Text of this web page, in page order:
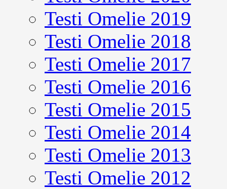
Testi Omelie 2019
Testi Omelie 2018
Testi Omelie 2017
Testi Omelie 2016
Testi Omelie 2015
Testi Omelie 2014
Testi Omelie 2013
Testi Omelie 2012